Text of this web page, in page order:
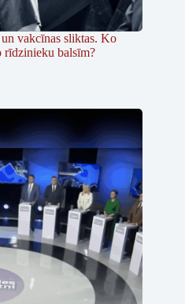
vakcīnas sliktas. Ko
rīdzinieku balsīm?